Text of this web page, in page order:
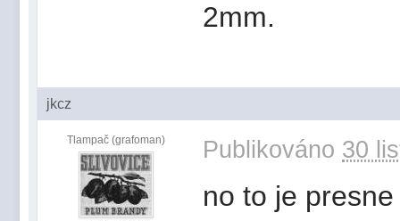
2mm.
jkcz
Tlampač (grafoman) Publikováno 30
no to je